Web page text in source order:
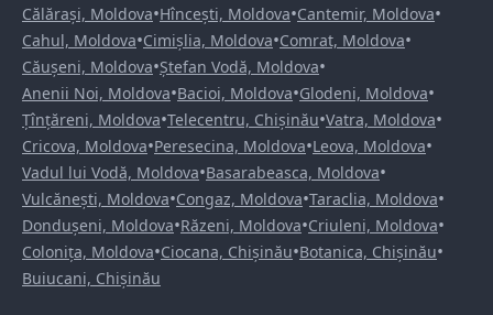
Călărași, Moldova•Hîncești, Moldova•Cantemir, Moldova•
Cahul, Moldova•Cimișlia, Moldova•Comrat, Moldova•
Căușeni, Moldova•Ștefan Vodă, Moldova•
Anenii Noi, Moldova•Bacioi, Moldova•Glodeni, Moldova•
Țînțăreni, Moldova•Telecentru, Chișinău•Vatra, Moldova•
Cricova, Moldova•Peresecina, Moldova•Leova, Moldova•
Vadul lui Vodă, Moldova•Basarabeasca, Moldova•
Vulcănești, Moldova•Congaz, Moldova•Taraclia, Moldova•
Dondușeni, Moldova•Răzeni, Moldova•Criuleni, Moldova•
Colonița, Moldova•Ciocana, Chișinău•Botanica, Chișinău•
Buiucani, Chișinău